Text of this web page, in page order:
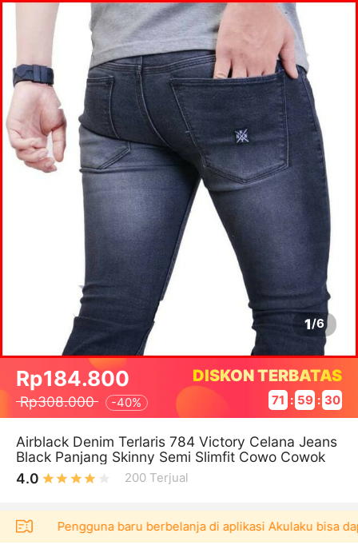
1/6
Rp184.800
Rp308.000 -40%
DISKON TERBATAS
71 : 59 : 30
Airblack Denim Terlaris 784 Victory Celana Jeans
Black Panjang Skinny Semi Slimfit Cowo Cowok
4.0
200 Terjual
！ Pengguna baru berbelanja di aplikasi Akulaku bisa